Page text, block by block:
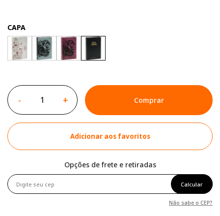
CAPA
- + Comprar
Adicionar aos favoritos
Opções de frete e retiradas
Calcular
Não sabe o CEP?